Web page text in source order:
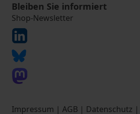
Bleiben Sie informiert
Shop-Newsletter
Impressum | AGB | Datenschutz |